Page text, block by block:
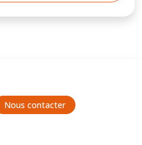
Nous contacter